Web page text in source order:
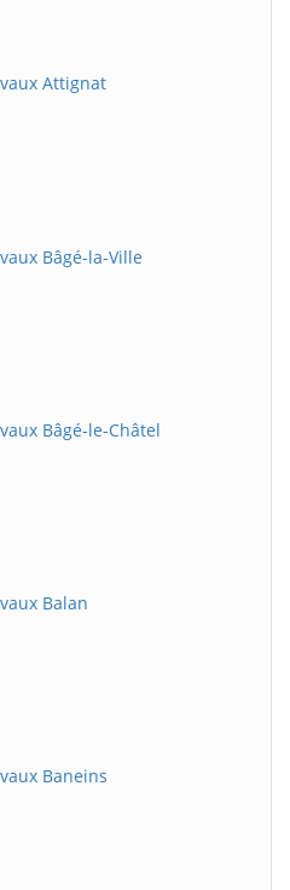
Attignat
Bâgé-la-Ville
Bâgé-le-Châtel
Balan
Baneins